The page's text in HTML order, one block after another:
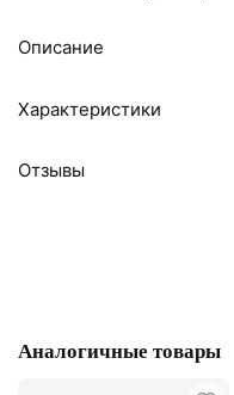
Описание
Характеристики
Отзывы
Аналогичные товары